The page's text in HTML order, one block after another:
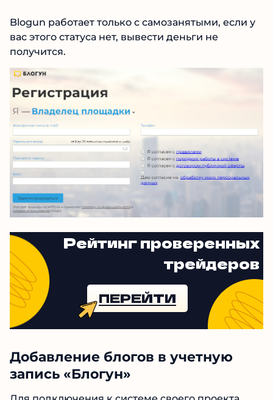
Blogun работает только с самозанятыми, если
у вас этого статуса нет, вывести деньги не
получится.
Рейтинг проверенных
трейдеров
ПЕРЕЙТИ
Добавление блогов в учетную
запись «Блогун»